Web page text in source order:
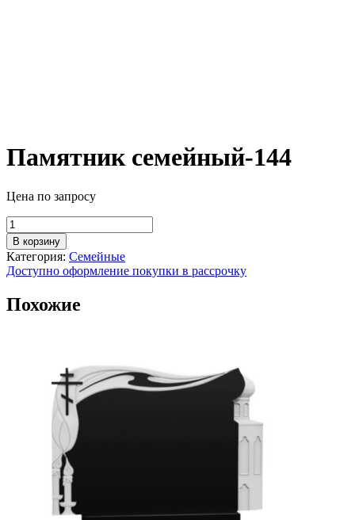
Памятник семейный-144
Цена по запросу
Количество
товара
Памятник
семейный-144
В корзину
Категория: Семейные
Доступно оформление покупки в рассрочку
Похожие